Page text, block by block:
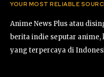
YOUR MOST RELIABLE
Anime News Plus atau
berita indie seputar anime,
yang terpercaya di